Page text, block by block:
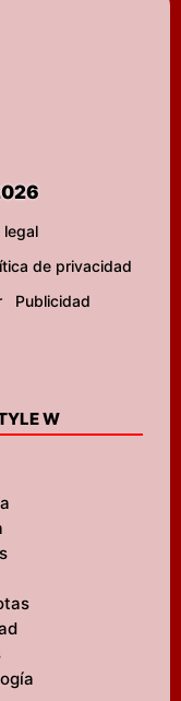
legal
de privacidad
Publicidad
W